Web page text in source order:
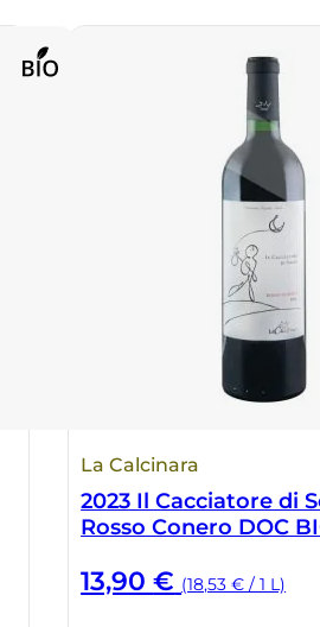
La Calcinara
2023 Il Cacciatore di
Rosso Conero DOC
13,90€ (18,53 € / 1 L)